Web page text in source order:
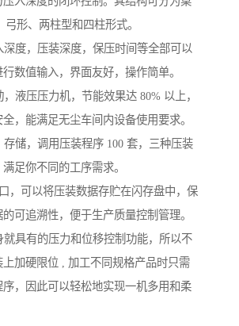
弓形、两柱型和四柱形式。
深度，压装深度，保压时间等全部可以
数值输入，界面友好，操作简单。
液压压力机，节能效果达 80% 以上，
，能满足无尘车间内设备使用要求。
存储，调用压装程序 100 套，三种压装
足你不同的工序需求。
，可以将压装数据存贮在闪存盘中，保
可追溯性，便于生产质量控制管理。
就具有的压力和位移控制功能，所以不
上加硬限位 , 加工不同规格产品时只需
，因此可以轻松地实现一机多用和柔